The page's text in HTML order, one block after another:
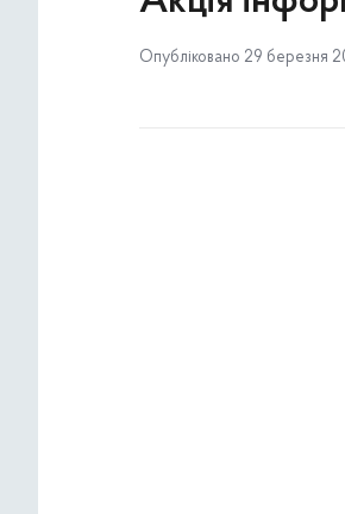
Опубліковано 29 березня